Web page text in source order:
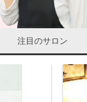
注目のサロン